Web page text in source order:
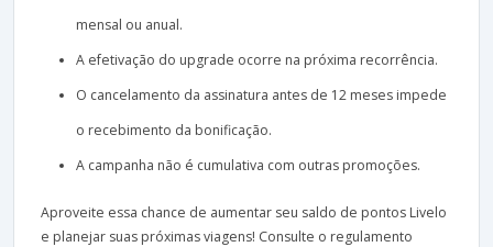
mensal ou anual.
A efetivação do upgrade ocorre na próxima recorrência.
O cancelamento da assinatura antes de 12 meses impede
o recebimento da bonificação.
A campanha não é cumulativa com outras promoções.
Aproveite essa chance de aumentar seu saldo de pontos Livelo
e planejar suas próximas viagens! Consulte o regulamento